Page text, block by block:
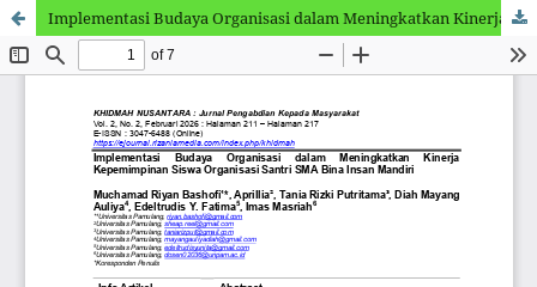
Implementasi Budaya Organisasi dalam Meningkatkan Kinerja Kepemimpinan Siswa Organisasi Santri SMA Bina Insan Mandiri